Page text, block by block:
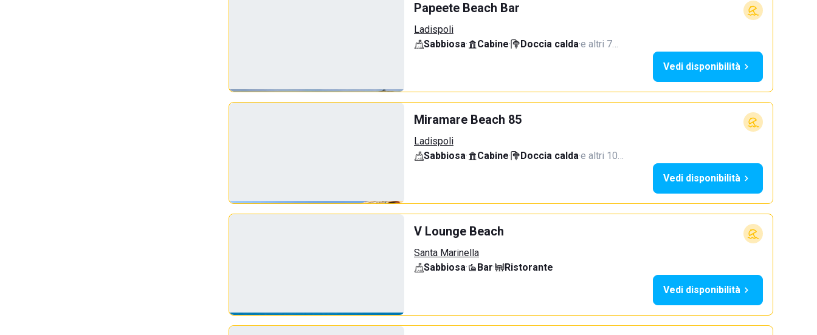
Papeete Beach Bar
Ladispoli
Sabbiosa· Cabine· Doccia calda·e altri 7…
Vedi disponibilità
Miramare Beach 85
Ladispoli
Sabbiosa· Cabine· Doccia calda·e altri 10…
Vedi disponibilità
V Lounge Beach
Santa Marinella
Sabbiosa· Bar·
Ristorante
Vedi disponibilità